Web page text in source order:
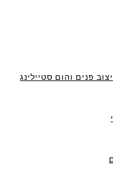
פנים והום סטיילינג